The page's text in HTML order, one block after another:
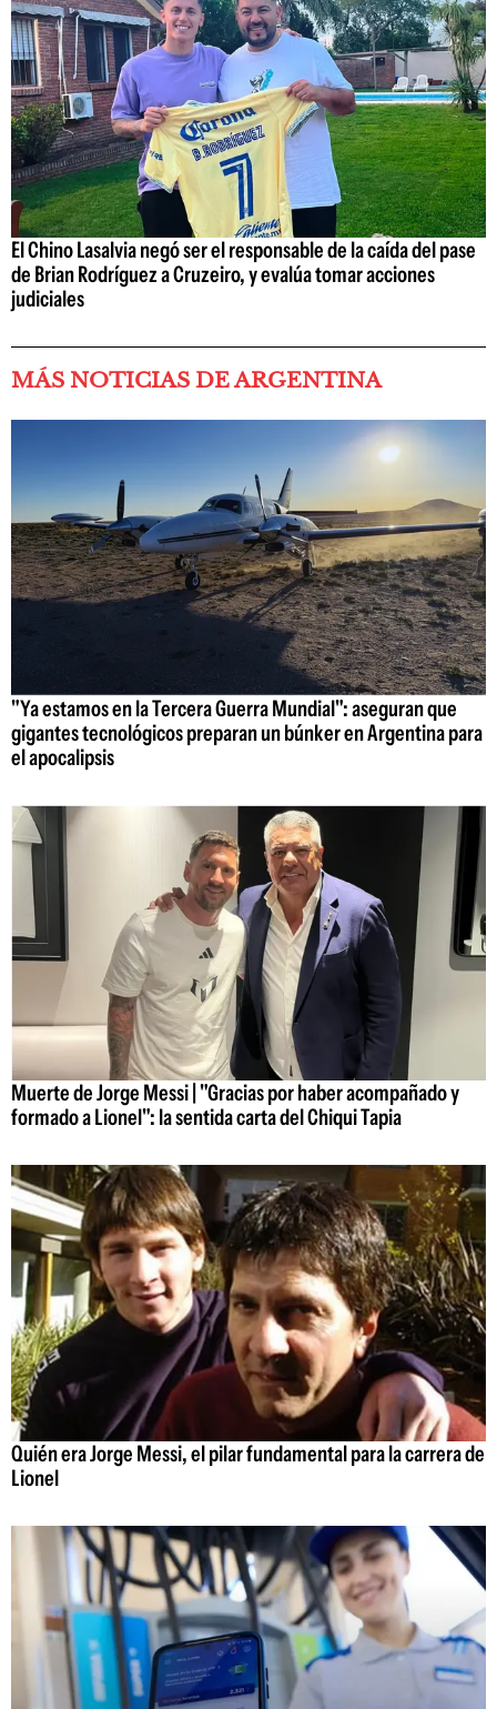
El Chino Lasalvia negó ser el responsable de la caída del pase
de Brian Rodríguez a Cruzeiro, y evalúa tomar acciones
judiciales
MÁS NOTICIAS DE ARGENTINA
"Ya estamos en la Tercera Guerra Mundial": aseguran que
gigantes tecnológicos preparan un búnker en Argentina para
el apocalipsis
Muerte de Jorge Messi | "Gracias por haber acompañado y
formado a Lionel": la sentida carta del Chiqui Tapia
Quién era Jorge Messi, el pilar fundamental para la carrera de
Lionel